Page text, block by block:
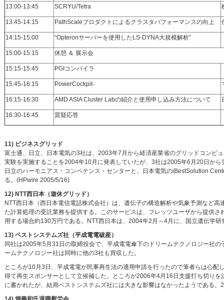
13:00-13:45 SCRYU/Tetra
13:45-14:15 PathScaleプロダクトによるクラスタパフォーマンスの向上
14:15-15:00 “Opteronサーバーを使用したLS-DYNA大規模解析”
15:00-15:15 休憩 ＆ 展示会
15:15-15:45 PGIコンパイラ
15:45-16:15 PowerCockpit-
16:15-16:30 AMD ASIA Cluster Labの紹介と使用申し込み方法について
16:30-16:45 質疑応答
11) ビジネスグリッド
富士通、日立、日本電気の3社は、2003年7月から経済産業省のグリッドコンピ
実験を実施することを2004年10月に発表していたが、3社は2005年6月20日か
日立のハーモニアス・コンペテンス・センターと、日本電気のiBestSolution
る。(HPwire 2005/5/16)
12) NTT西日本（遊休グリッド）
NTT西日本（西日本電信電話株式会社）は、遺伝子の構造解析や気象予測など
た計算処理の受託業務を提供する。このサービスは、フレッツユーザから提供
用する場合約130万円である。NTT西日本は、2004年2月～4月に、国立遺伝学
13) ベストシステムズ社（平成電電破産）
同社は2005年5月31日の取締役会で、平成電電傘下のドリームテクノロジー社
ームテクノロジー社は同時に他の3社も買収した。
ところが10月3日、平成電電が民事再生法の適用申請を行ったので筆者らは心
得て再生スポンサーとして立候補した。ところが2006年4月16日支援打ち切り
に書かれたが、結局ベストシステムズ社には大きな影響はなかったようである